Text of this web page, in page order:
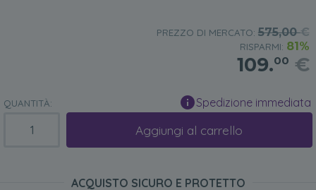
PREZZO DI MERCATO: 575,00€
RISPARMI: 81%
109.00 €
QUANTITÀ: Spedizione immediata
Aggiungi al carrello
ACQUISTO SICURO E PROTETTO